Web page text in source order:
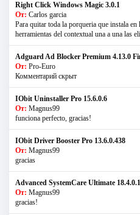
Right Click Windows Magic 3.0.1
От: Carlos garcia
Para quitar toda la porqueria que instala
herramientas del contextual una a una las
Adguard Ad Blocker Premium 4.13.0
От: Pro-Euro
Комментарий скрыт
IObit Uninstaller Pro 15.6.0.6
От: Magnus99
funciona perfecto, gracias!
IObit Driver Booster Pro 13.6.0.438
От: Magnus99
gracias
Advanced SystemCare Ultimate
От: Magnus99
gracias!